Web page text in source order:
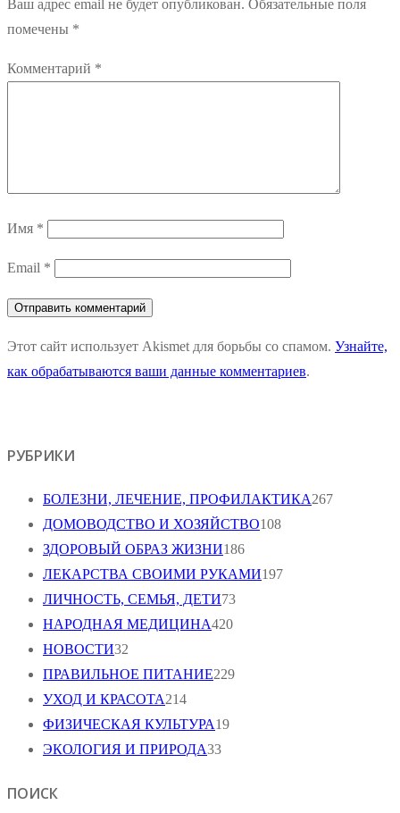
Ваш адрес email не будет опубликован. Обязательные поля
помечены *
Комментарий *
Имя *
Email *
Этот сайт использует Akismet для борьбы со спамом. Узнайте,
как обрабатываются ваши данные комментариев.
РУБРИКИ
БОЛЕЗНИ, ЛЕЧЕНИЕ, ПРОФИЛАКТИКА267
ДОМОВОДСТВО И ХОЗЯЙСТВО108
ЗДОРОВЫЙ ОБРАЗ ЖИЗНИ186
ЛЕКАРСТВА СВОИМИ РУКАМИ197
ЛИЧНОСТЬ, СЕМЬЯ, ДЕТИ73
НАРОДНАЯ МЕДИЦИНА420
НОВОСТИ32
ПРАВИЛЬНОЕ ПИТАНИЕ229
УХОД И КРАСОТА214
ФИЗИЧЕСКАЯ КУЛЬТУРА19
ЭКОЛОГИЯ И ПРИРОДА33
ПОИСК